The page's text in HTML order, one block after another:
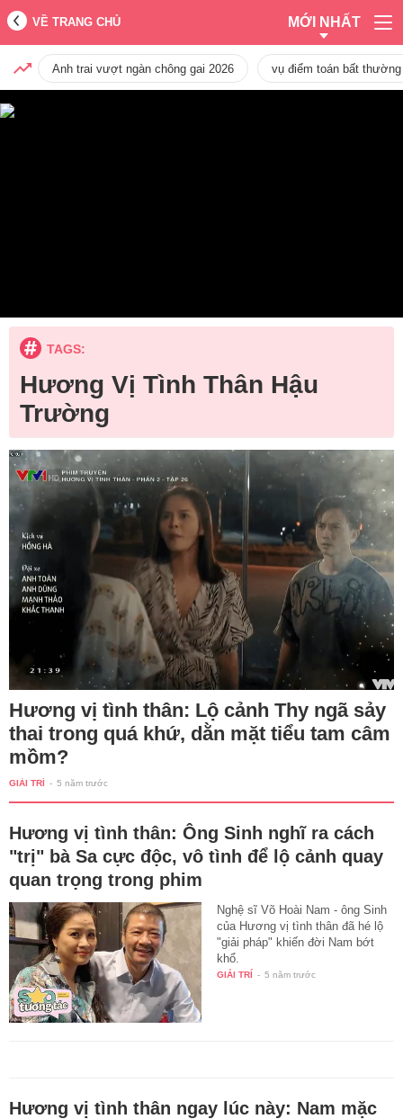
VỀ TRANG CHỦ MỚI NHẤT
Anh trai vượt ngàn chông gai 2026 vụ điểm toán bất
TAGS:
Hương Vị Tình Thân Hậu
Trường
Hương vị tình thân: Lộ cảnh Thy ngã sảy
thai trong quá khứ, dằn mặt tiểu tam câm
mồm?
GIẢI TRÍ - 5 năm trước
Hương vị tình thân: Ông Sinh nghĩ ra cách
"trị" bà Sa cực độc, vô tình để lộ cảnh quay
quan trọng trong phim
Nghệ sĩ Võ Hoài Nam - ông Sinh
của Hương vị tình thân đã hé lộ
"giải pháp" khiến đời Nam bớt
khổ.
GIẢI TRÍ - 5 năm trước
Hương vị tình thân ngay lúc này: Nam mặc